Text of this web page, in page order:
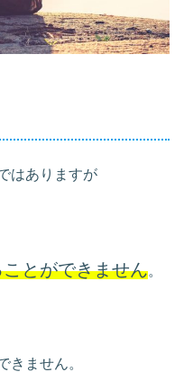
はありますが
とができません。
きません。